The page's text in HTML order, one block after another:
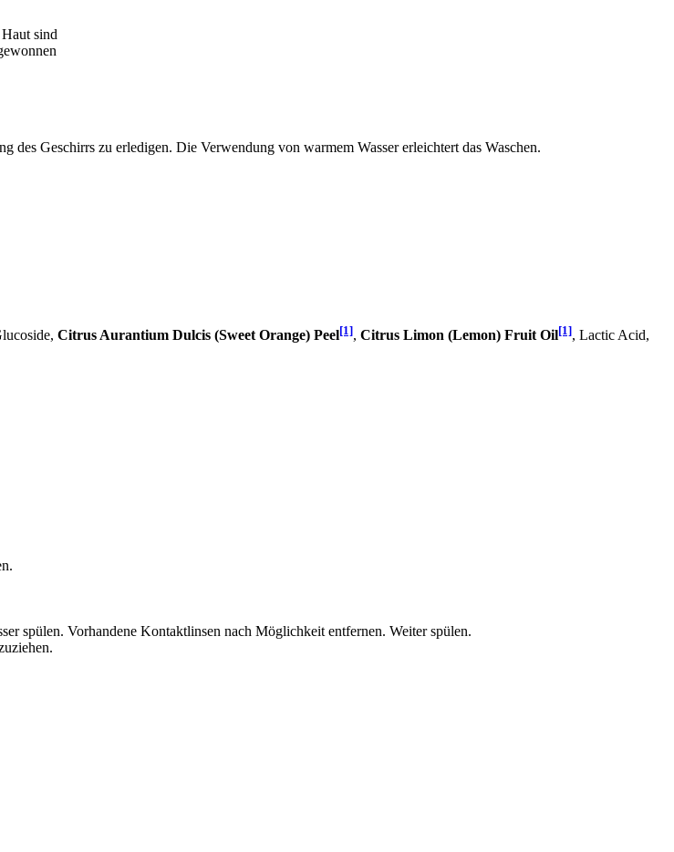
sind
des Geschirrs zu erledigen. Die Verwendung von warmem Wasser erleichtert das Waschen.
Citrus Aurantium Dulcis (Sweet Orange) Peel[1], Citrus Limon (Lemon) Fruit Oil[1], Lactic Acid,
spülen. Vorhandene Kontaktlinsen nach Möglichkeit entfernen. Weiter spülen.